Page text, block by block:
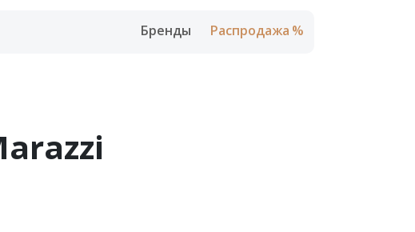
Бренды Распродажа